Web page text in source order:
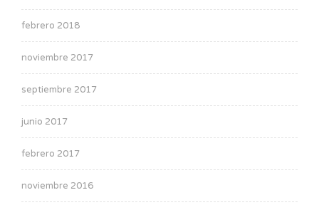
febrero 2018
noviembre 2017
septiembre 2017
junio 2017
febrero 2017
noviembre 2016